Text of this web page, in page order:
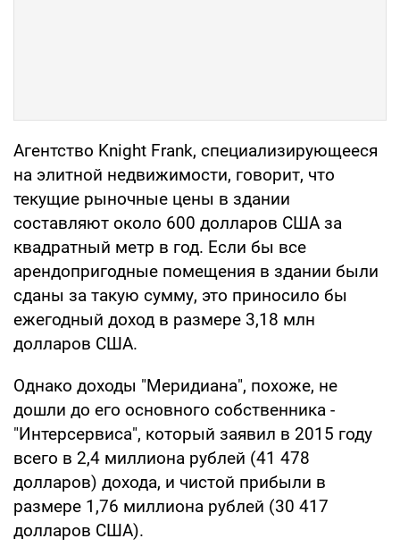
Агентство Knight Frank, специализирующееся
на элитной недвижимости, говорит, что
текущие рыночные цены в здании
составляют около 600 долларов США за
квадратный метр в год. Если бы все
арендопригодные помещения в здании были
сданы за такую сумму, это приносило бы
ежегодный доход в размере 3,18 млн
долларов США.
Однако доходы "Меридиана", похоже, не
дошли до его основного собственника -
"Интерсервиса", который заявил в 2015 году
всего в 2,4 миллиона рублей (41 478
долларов) дохода, и чистой прибыли в
размере 1,76 миллиона рублей (30 417
долларов США).